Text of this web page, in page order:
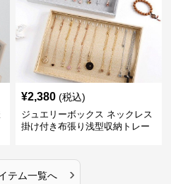
¥2,380 (税込)
ジュエリーボックス ネックレス
掛け付き布張り浅型収納トレー
テム一覧へ ›